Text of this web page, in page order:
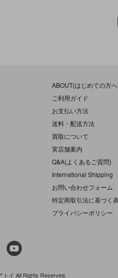
ABOUT(はじめての方
ご利用ガイド
お支払い方法
送料・配送方法
買取について
実店舗案内
Q&A(よくあるご質問)
International Shipping
お問い合わせフォーム
特定商取引法に基づく
プライバシーポリシー
イ All Rights Reserved.